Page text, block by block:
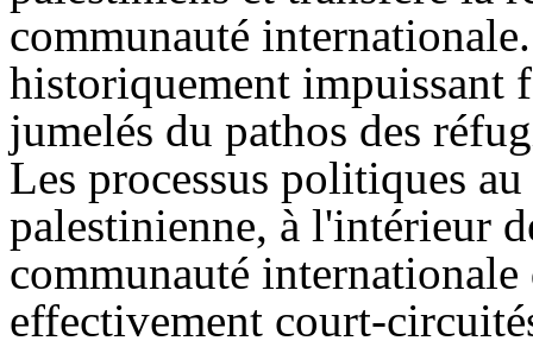
communauté
historiquement impuissant
jumelés du pathos des
Les processus politiques
palestinienne, à l'intérieur
communauté internationale
effectivement court-